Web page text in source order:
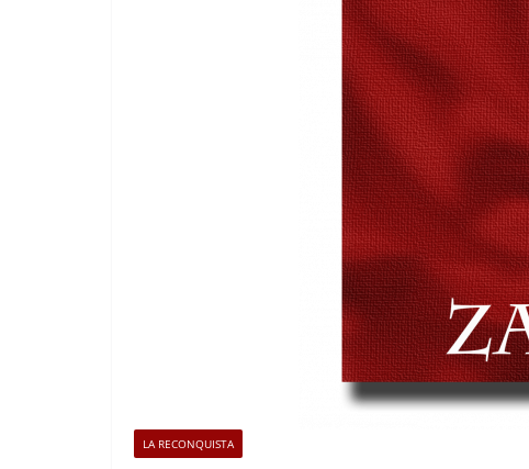
LA RECONQUISTA